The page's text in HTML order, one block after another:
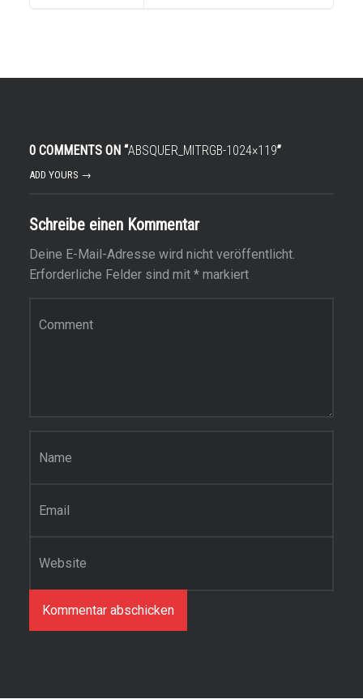
0 COMMENTS ON “ABSQUER_MITRGB-1024×119”
ADD YOURS →
Schreibe einen Kommentar
Deine E-Mail-Adresse wird nicht veröffentlicht.
Erforderliche Felder sind mit *markiert